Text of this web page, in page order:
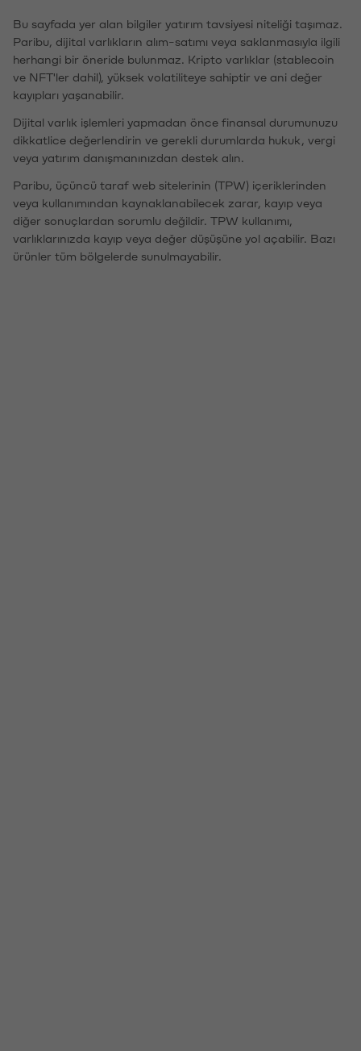
Bu sayfada yer alan bilgiler yatırım tavsiyesi niteliği taşımaz.
Paribu, dijital varlıkların alım-satımı veya saklanmasıyla ilgili
herhangi bir öneride bulunmaz. Kripto varlıklar (stablecoin
ve NFT'ler dahil), yüksek volatiliteye sahiptir ve ani değer
kayıpları yaşanabilir.
Dijital varlık işlemleri yapmadan önce finansal durumunuzu
dikkatlice değerlendirin ve gerekli durumlarda hukuk, vergi
veya yatırım danışmanınızdan destek alın.
Paribu, üçüncü taraf web sitelerinin (TPW) içeriklerinden
veya kullanımından kaynaklanabilecek zarar, kayıp veya
diğer sonuçlardan sorumlu değildir. TPW kullanımı,
varlıklarınızda kayıp veya değer düşüşüne yol açabilir. Bazı
ürünler tüm bölgelerde sunulmayabilir.